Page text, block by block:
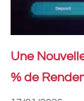
Une
% de